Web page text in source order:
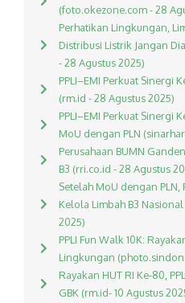
(foto.okezone.com - 28
Perhatikan Lingkungan,
Distribusi Listrik Jangan
- 28 Agustus 2025)
PPLI–EMI Perkuat Sinergi
(rm.id - 28 Agustus 2025)
PPLI–EMI Perkuat Sinergi
MoU dengan PLN
Perusahaan BUMN
B3 (rri.co.id - 28 Agustus
Setelah MoU dengan PLN,
Kelola Limbah B3
2025)
PPLI Fun Walk 10K:
Lingkungan
Rayakan HUT RI Ke-80,
GBK (rm.id- 10 Agustus